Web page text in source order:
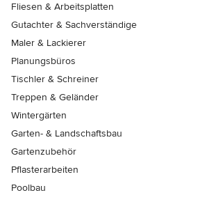
Fliesen & Arbeitsplatten
Gutachter & Sachverständige
Maler & Lackierer
Planungsbüros
Tischler & Schreiner
Treppen & Geländer
Wintergärten
Garten- & Landschaftsbau
Gartenzubehör
Pflasterarbeiten
Poolbau